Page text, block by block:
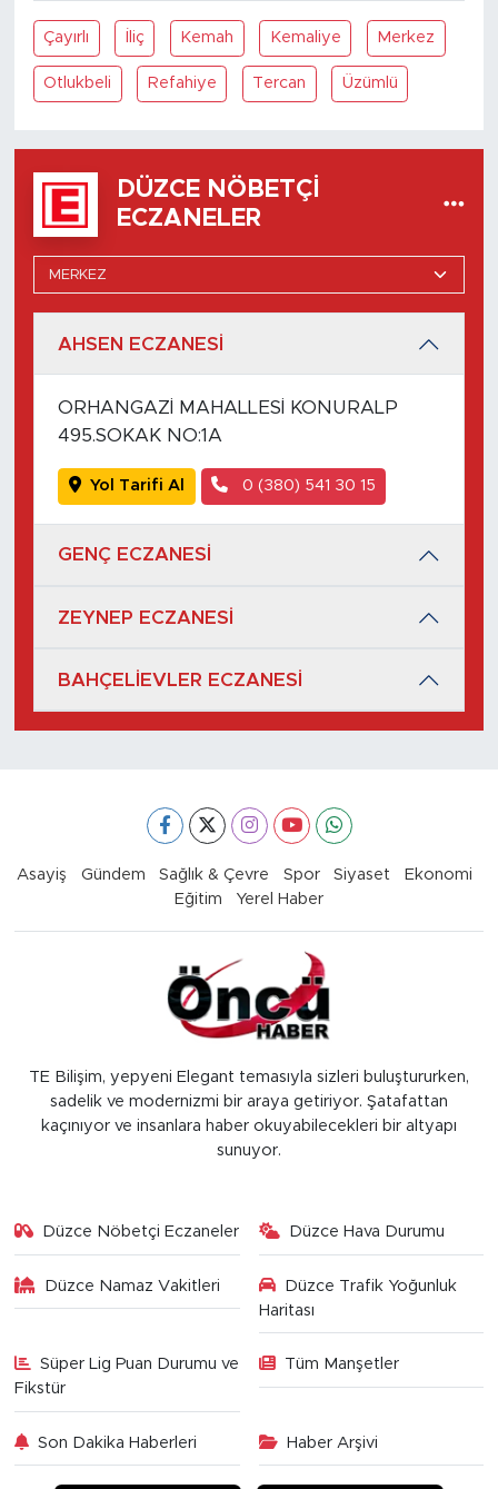
Çayırlı İliç Kemah Kemaliye Merkez
Otlukbeli Refahiye Tercan Üzümlü
DÜZCE NÖBETÇI
ECZANELER
AHSEN ECZANESİ
ORHANGAZİ MAHALLESİ KONURALP
495.SOKAK NO:1A
Yol Tarifi Al 0 (380) 541 30 15
GENÇ ECZANESİ
ZEYNEP ECZANESİ
BAHÇELİEVLER ECZANESİ
Asayiş Gündem Sağlık & Çevre Spor Siyaset
Ekonomi
Eğitim
Yerel Haber
TE Bilişim, yepyeni Elegant temasıyla sizleri buluştururken,
sadelik ve modernizmi bir araya getiriyor. Şatafattan
kaçınıyor ve insanlara haber okuyabilecekleri bir altyapı
sunuyor.
Düzce Nöbetçi Eczaneler Düzce Hava Durumu
Düzce Namaz Vakitleri
Düzce Trafik Yoğunluk
Haritası
Süper Lig Puan Durumu ve
Fikstür
Tüm Manşetler
Son Dakika Haberleri Haber Arşivi